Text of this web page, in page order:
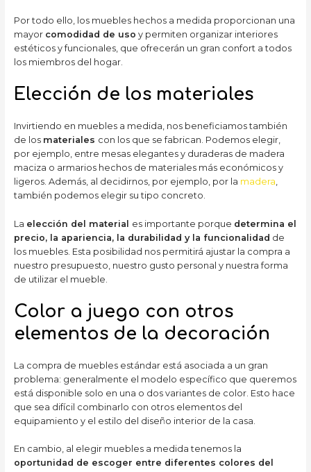
Por todo ello, los muebles hechos a medida proporcionan una
mayor comodidad de uso y permiten organizar interiores
estéticos y funcionales, que ofrecerán un gran confort a todos
los miembros del hogar.
Elección de los materiales
Invirtiendo en muebles a medida, nos beneficiamos también
de los materiales con los que se fabrican. Podemos elegir,
por ejemplo, entre mesas elegantes y duraderas de madera
maciza o armarios hechos de materiales más económicos y
ligeros. Además, al decidirnos, por ejemplo, por la madera,
también podemos elegir su tipo concreto.
La elección del material es importante porque determina el
precio, la apariencia, la durabilidad y la funcionalidad de
los muebles. Esta posibilidad nos permitirá ajustar la compra a
nuestro presupuesto, nuestro gusto personal y nuestra forma
de utilizar el mueble.
Color a juego con otros
elementos de la decoración
La compra de muebles estándar está asociada a un gran
problema: generalmente el modelo específico que queremos
está disponible solo en una o dos variantes de color. Esto hace
que sea difícil combinarlo con otros elementos del
equipamiento y el estilo del diseño interior de la casa.
En cambio, al elegir muebles a medida tenemos la
oportunidad de escoger entre diferentes colores del